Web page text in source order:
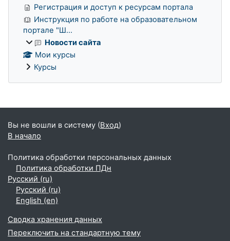
Регистрация и доступ к ресурсам портала
Инструкция по работе на образовательном
портале "Ш...
Новости сайта
Мои курсы
Курсы
Дополнительные блоки
Вы не вошли в систему (Вход)
В начало
Политика обработки персональных данных
Политика обработки ПДн
Русский ‎(ru)‎
Русский ‎(ru)‎
English ‎(en)‎
Сводка хранения данных
Переключить на стандартную тему